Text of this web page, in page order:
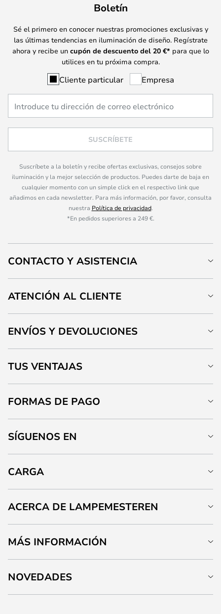
Boletín
Sé el primero en conocer nuestras promociones exclusivas y
las últimas tendencias en iluminación de diseño. Regístrate
ahora y recibe un cupón de descuento del 20 €* para que lo
utilices en tu próxima compra.
Cliente particular Empresa
SUSCRÍBETE
Suscríbete a la boletín y recibe ofertas exclusivas, consejos sobre
iluminación y la mejor selección de productos. Puedes darte de baja en
cualquier momento con un simple click en el respectivo link que
añadimos en cada newsletter. Para más información, por favor, consulta
nuestra Política de privacidad.
*En pedidos superiores a 249 €.
CONTACTO Y ASISTENCIA
ATENCIÓN AL CLIENTE
ENVÍOS Y DEVOLUCIONES
TUS VENTAJAS
FORMAS DE PAGO
SÍGUENOS EN
CARGA
ACERCA DE LAMPEMESTEREN
MÁS INFORMACIÓN
NOVEDADES